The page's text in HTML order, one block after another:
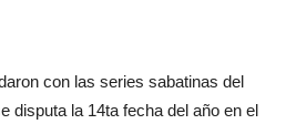
con las series sabatinas del
disputa la 14ta fecha del año en el